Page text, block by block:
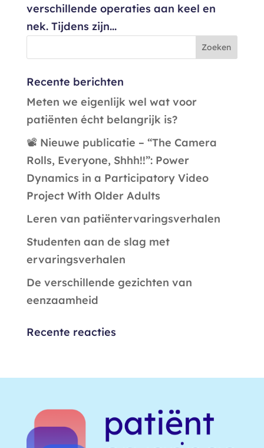
verschillende operaties aan keel en
nek. Tijdens zijn...
Recente berichten
Meten we eigenlijk wel wat voor
patiënten écht belangrijk is?
📽️ Nieuwe publicatie – “The Camera
Rolls, Everyone, Shhh!!”: Power
Dynamics in a Participatory Video
Project With Older Adults
Leren van patiëntervaringsverhalen
Studenten aan de slag met
ervaringsverhalen
De verschillende gezichten van
eenzaamheid
Recente reacties